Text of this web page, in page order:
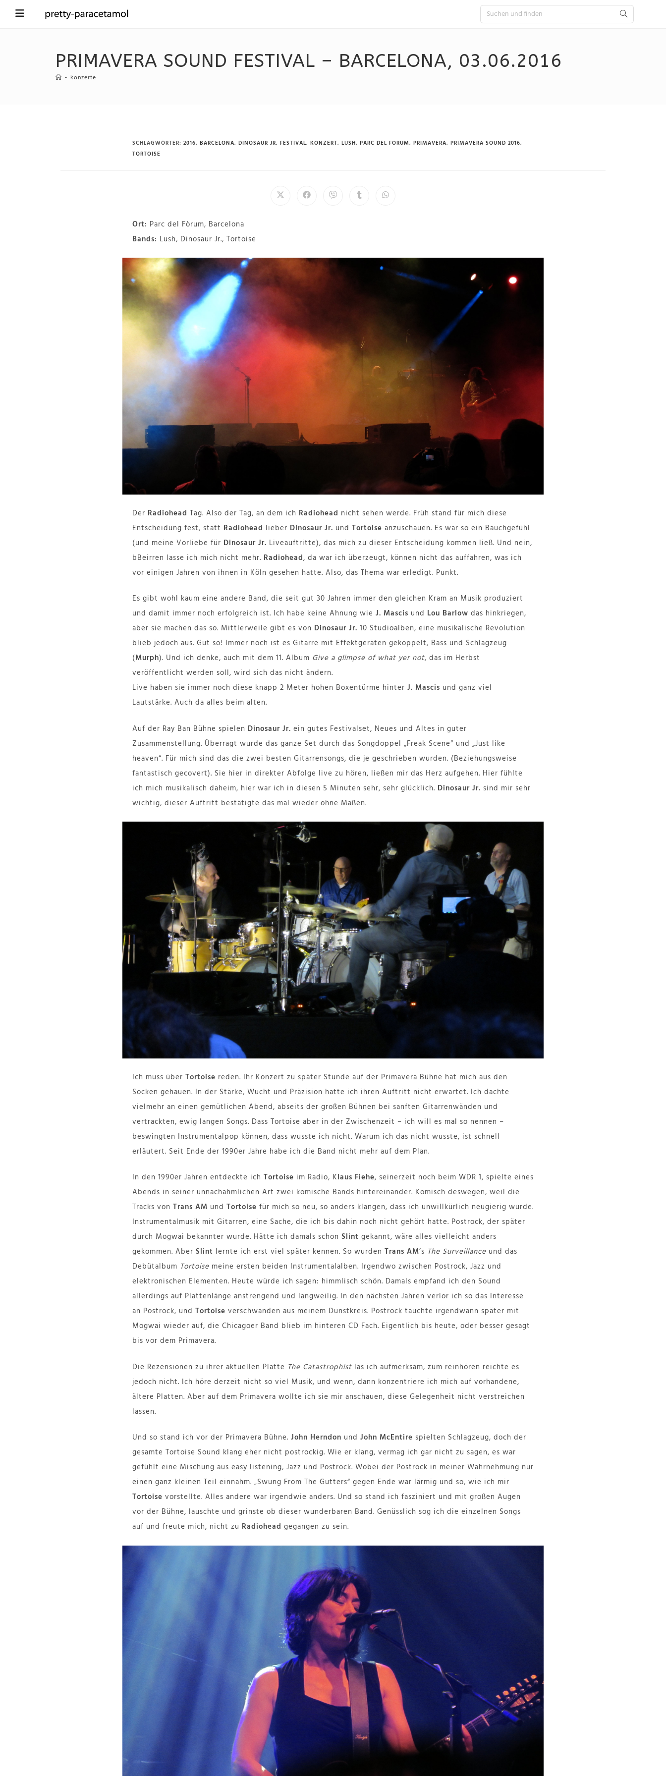
PRIMAVERA SOUND FESTIVAL – BARCELONA, 03.06.2016
- konzerte
SCHLAGWÖRTER: 2016, BARCELONA, DINOSAUR JR, FESTIVAL, KONZERT, LUSH, PARC DEL FORUM, PRIMAVERA, PRIMAVERA SOUND 2016,
TORTOISE
Ort: Parc del Fòrum, Barcelona
Bands: Lush, Dinosaur Jr., Tortoise
Der Radiohead Tag. Also der Tag, an dem ich Radiohead nicht sehen werde. Früh stand für mich diese
Entscheidung fest, statt Radiohead lieber Dinosaur Jr. und Tortoise anzuschauen. Es war so ein Bauchgefühl
(und meine Vorliebe für Dinosaur Jr. Liveauftritte), das mich zu dieser Entscheidung kommen ließ. Und nein,
bBeirren lasse ich mich nicht mehr. Radiohead, da war ich überzeugt, können nicht das auffahren, was ich
vor einigen Jahren von ihnen in Köln gesehen hatte. Also, das Thema war erledigt. Punkt.
Es gibt wohl kaum eine andere Band, die seit gut 30 Jahren immer den gleichen Kram an Musik produziert
und damit immer noch erfolgreich ist. Ich habe keine Ahnung wie J. Mascis und Lou Barlow das hinkriegen,
aber sie machen das so. Mittlerweile gibt es von Dinosaur Jr. 10 Studioalben, eine musikalische Revolution
blieb jedoch aus. Gut so! Immer noch ist es Gitarre mit Effektgeräten gekoppelt, Bass und Schlagzeug
(Murph). Und ich denke, auch mit dem 11. Album Give a glimpse of what yer not, das im Herbst
veröffentlicht werden soll, wird sich das nicht ändern.
Live haben sie immer noch diese knapp 2 Meter hohen Boxentürme hinter J. Mascis und ganz viel
Lautstärke. Auch da alles beim alten.
Auf der Ray Ban Bühne spielen Dinosaur Jr. ein gutes Festivalset, Neues und Altes in guter
Zusammenstellung. Überragt wurde das ganze Set durch das Songdoppel „Freak Scene“ und „Just like
heaven“. Für mich sind das die zwei besten Gitarrensongs, die je geschrieben wurden. (Beziehungsweise
fantastisch gecovert). Sie hier in direkter Abfolge live zu hören, ließen mir das Herz aufgehen. Hier fühlte
ich mich musikalisch daheim, hier war ich in diesen 5 Minuten sehr, sehr glücklich. Dinosaur Jr. sind mir sehr
wichtig, dieser Auftritt bestätigte das mal wieder ohne Maßen.
Ich muss über Tortoise reden. Ihr Konzert zu später Stunde auf der Primavera Bühne hat mich aus den
Socken gehauen. In der Stärke, Wucht und Präzision hatte ich ihren Auftritt nicht erwartet. Ich dachte
vielmehr an einen gemütlichen Abend, abseits der großen Bühnen bei sanften Gitarrenwänden und
vertrackten, ewig langen Songs. Dass Tortoise aber in der Zwischenzeit – ich will es mal so nennen –
beswingten Instrumentalpop können, dass wusste ich nicht. Warum ich das nicht wusste, ist schnell
erläutert. Seit Ende der 1990er Jahre habe ich die Band nicht mehr auf dem Plan.
In den 1990er Jahren entdeckte ich Tortoise im Radio, Klaus Fiehe, seinerzeit noch beim WDR 1, spielte eines
Abends in seiner unnachahmlichen Art zwei komische Bands hintereinander. Komisch deswegen, weil die
Tracks von Trans AM und Tortoise für mich so neu, so anders klangen, dass ich unwillkürlich neugierig wurde.
Instrumentalmusik mit Gitarren, eine Sache, die ich bis dahin noch nicht gehört hatte. Postrock, der später
durch Mogwai bekannter wurde. Hätte ich damals schon Slint gekannt, wäre alles vielleicht anders
gekommen. Aber Slint lernte ich erst viel später kennen. So wurden Trans AM’s The Surveillance und das
Debütalbum Tortoise meine ersten beiden Instrumentalalben. Irgendwo zwischen Postrock, Jazz und
elektronischen Elementen. Heute würde ich sagen: himmlisch schön. Damals empfand ich den Sound
allerdings auf Plattenlänge anstrengend und langweilig. In den nächsten Jahren verlor ich so das Interesse
an Postrock, und Tortoise verschwanden aus meinem Dunstkreis. Postrock tauchte irgendwann später mit
Mogwai wieder auf, die Chicagoer Band blieb im hinteren CD Fach. Eigentlich bis heute, oder besser gesagt
bis vor dem Primavera.
Die Rezensionen zu ihrer aktuellen Platte The Catastrophist las ich aufmerksam, zum reinhören reichte es
jedoch nicht. Ich höre derzeit nicht so viel Musik, und wenn, dann konzentriere ich mich auf vorhandene,
ältere Platten. Aber auf dem Primavera wollte ich sie mir anschauen, diese Gelegenheit nicht verstreichen
lassen.
Und so stand ich vor der Primavera Bühne. John Herndon und John McEntire spielten Schlagzeug, doch der
gesamte Tortoise Sound klang eher nicht postrockig. Wie er klang, vermag ich gar nicht zu sagen, es war
gefühlt eine Mischung aus easy listening, Jazz und Postrock. Wobei der Postrock in meiner Wahrnehmung nur
einen ganz kleinen Teil einnahm. „Swung From The Gutters“ gegen Ende war lärmig und so, wie ich mir
Tortoise vorstellte. Alles andere war irgendwie anders. Und so stand ich fasziniert und mit großen Augen
vor der Bühne, lauschte und grinste ob dieser wunderbaren Band. Genüsslich sog ich die einzelnen Songs
auf und freute mich, nicht zu Radiohead gegangen zu sein.